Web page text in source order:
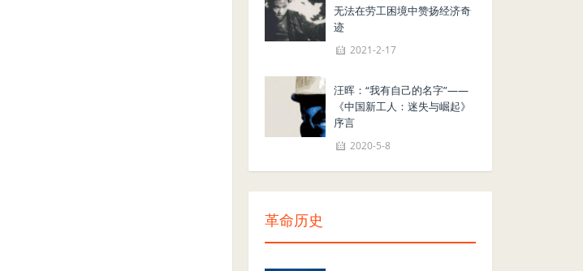
无法在劳工困境中赞扬经济奇
迹
2021-2-17
汪晖：“我有自己的名字”——
《中国新工人：迷失与崛起》
序言
2020-5-8
革命历史